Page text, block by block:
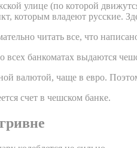
улице (по которой
которым владеют русские.
читать все, что
банкоматах выдаются
валютой, чаще в евро.
счет в чешском банке.